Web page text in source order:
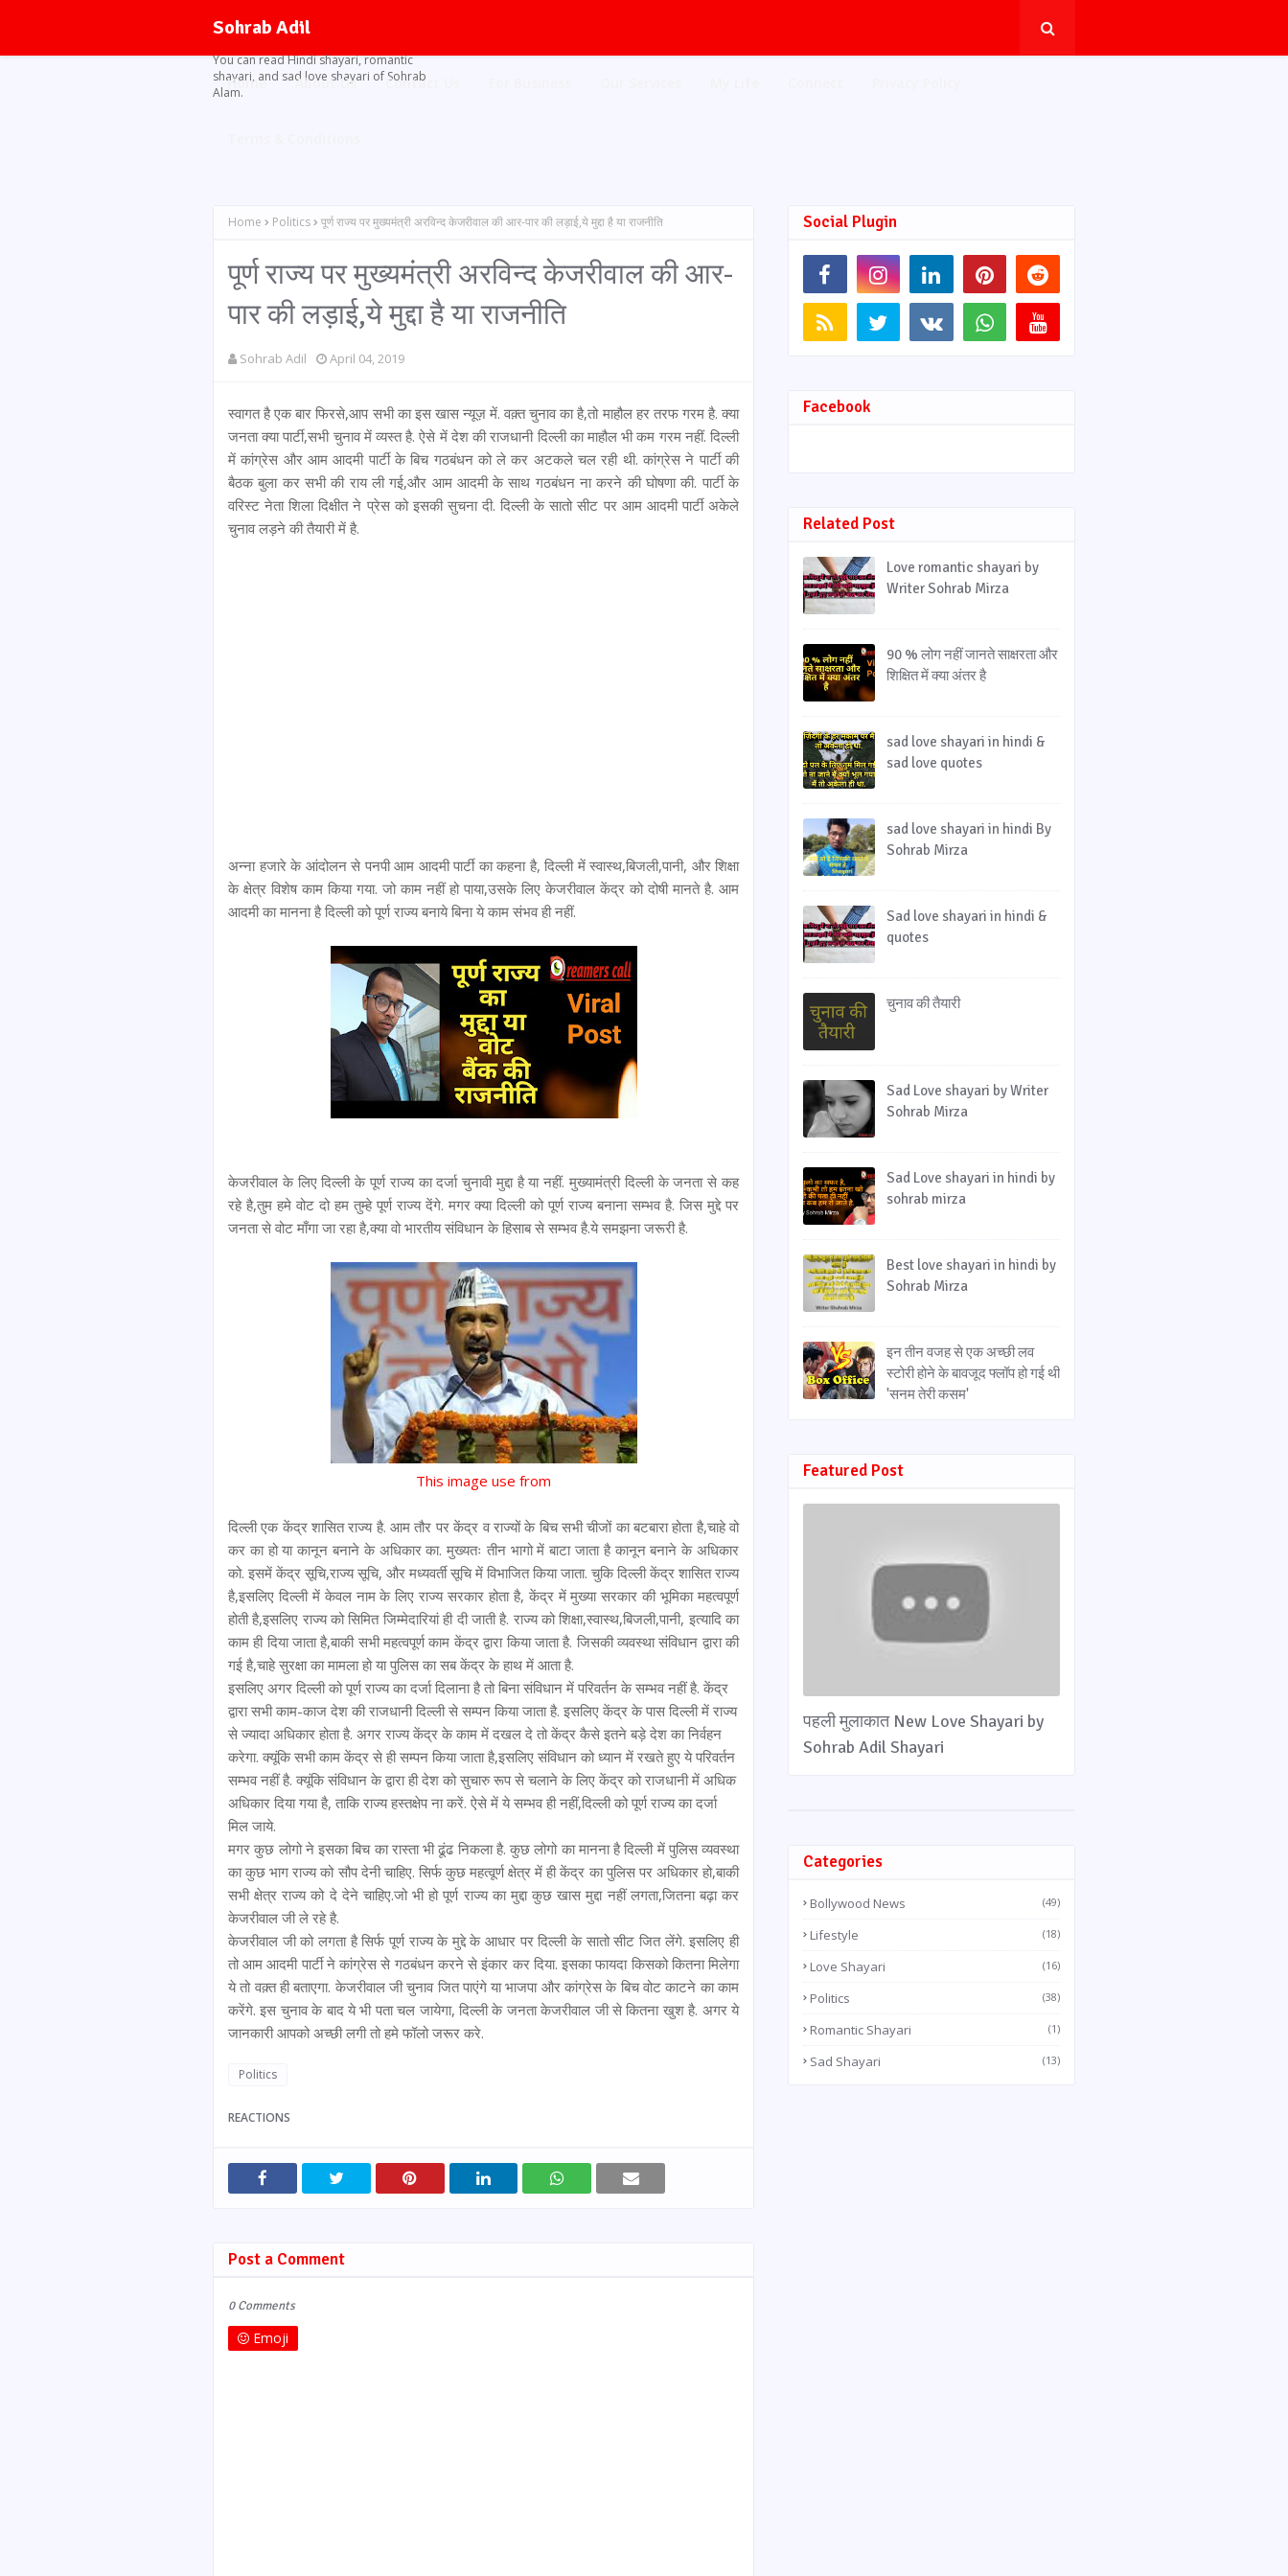
Sohrab Adil
You can read Hindi shayari, romantic
shayari, and sad love shayari of Sohrab
Alam.
Home About Us Contact Us
Home Politics पूर्ण राज्य पर मुख्यमंत्री अरविन्द केजरीवाल की आर-पार की लड़ाई,ये मुद्दा है या राजनीति
पूर्ण राज्य पर मुख्यमंत्री अरविन्द केजरीवाल की आर-
पार की लड़ाई,ये मुद्दा है या राजनीति
Sohrab Adil April 04, 2019
स्वागत है एक बार फिरसे,आप सभी का इस खास न्यूज़ में. वक़्त चुनाव का है,तो माहौल हर तरफ गरम है. क्या
जनता क्या पार्टी,सभी चुनाव में व्यस्त है. ऐसे में देश की राजधानी दिल्ली का माहौल भी कम गरम नहीं. दिल्ली
में कांग्रेस और आम आदमी पार्टी के बिच गठबंधन को ले कर अटकले चल रही थी. कांग्रेस ने पार्टी की
बैठक बुला कर सभी की राय ली गई,और आम आदमी के साथ गठबंधन ना करने की घोषणा की. पार्टी के
वरिस्ट नेता शिला दिक्षीत ने प्रेस को इसकी सुचना दी. दिल्ली के सातो सीट पर आम आदमी पार्टी अकेले
चुनाव लड़ने की तैयारी में है.
अन्ना हजारे के आंदोलन से पनपी आम आदमी पार्टी का कहना है, दिल्ली में स्वास्थ,बिजली,पानी, और शिक्षा
के क्षेत्र विशेष काम किया गया. जो काम नहीं हो पाया,उसके लिए केजरीवाल केंद्र को दोषी मानते है. आम
आदमी का मानना है दिल्ली को पूर्ण राज्य बनाये बिना ये काम संभव ही नहीं.
केजरीवाल के लिए दिल्ली के पूर्ण राज्य का दर्जा चुनावी मुद्दा है या नहीं. मुख्यामंत्री दिल्ली के जनता से कह
रहे है,तुम हमे वोट दो हम तुम्हे पूर्ण राज्य देंगे. मगर क्या दिल्ली को पूर्ण राज्य बनाना सम्भव है. जिस मुद्दे पर
जनता से वोट माँगा जा रहा है,क्या वो भारतीय संविधान के हिसाब से सम्भव है.ये समझना जरूरी है.
This image use from
दिल्ली एक केंद्र शासित राज्य है. आम तौर पर केंद्र व राज्यों के बिच सभी चीजों का बटबारा होता है,चाहे वो
कर का हो या कानून बनाने के अधिकार का. मुख्यतः तीन भागो में बाटा जाता है कानून बनाने के अधिकार
को. इसमें केंद्र सूचि,राज्य सूचि, और मध्यवर्ती सूचि में विभाजित किया जाता. चुकि दिल्ली केंद्र शासित राज्य
है,इसलिए दिल्ली में केवल नाम के लिए राज्य सरकार होता है, केंद्र में मुख्या सरकार की भूमिका महत्वपूर्ण
होती है,इसलिए राज्य को सिमित जिम्मेदारियां ही दी जाती है. राज्य को शिक्षा,स्वास्थ,बिजली,पानी, इत्यादि का
काम ही दिया जाता है,बाकी सभी महत्वपूर्ण काम केंद्र द्वारा किया जाता है. जिसकी व्यवस्था संविधान द्वारा की
गई है,चाहे सुरक्षा का मामला हो या पुलिस का सब केंद्र के हाथ में आता है.
इसलिए अगर दिल्ली को पूर्ण राज्य का दर्जा दिलाना है तो बिना संविधान में परिवर्तन के सम्भव नहीं है. केंद्र
द्वारा सभी काम-काज देश की राजधानी दिल्ली से सम्पन किया जाता है. इसलिए केंद्र के पास दिल्ली में राज्य
से ज्यादा अधिकार होता है. अगर राज्य केंद्र के काम में दखल दे तो केंद्र कैसे इतने बड़े देश का निर्वहन
करेगा. क्यूंकि सभी काम केंद्र से ही सम्पन किया जाता है,इसलिए संविधान को ध्यान में रखते हुए ये परिवर्तन
सम्भव नहीं है. क्यूंकि संविधान के द्वारा ही देश को सुचारु रूप से चलाने के लिए केंद्र को राजधानी में अधिक
अधिकार दिया गया है, ताकि राज्य हस्तक्षेप ना करें. ऐसे में ये सम्भव ही नहीं,दिल्ली को पूर्ण राज्य का दर्जा
मिल जाये.
मगर कुछ लोगो ने इसका बिच का रास्ता भी ढूंढ निकला है. कुछ लोगो का मानना है दिल्ली में पुलिस व्यवस्था
का कुछ भाग राज्य को सौप देनी चाहिए. सिर्फ कुछ महत्वूर्ण क्षेत्र में ही केंद्र का पुलिस पर अधिकार हो,बाकी
सभी क्षेत्र राज्य को दे देने चाहिए.जो भी हो पूर्ण राज्य का मुद्दा कुछ खास मुद्दा नहीं लगता,जितना बढ़ा कर
केजरीवाल जी ले रहे है.
केजरीवाल जी को लगता है सिर्फ पूर्ण राज्य के मुद्दे के आधार पर दिल्ली के सातो सीट जित लेंगे. इसलिए ही
तो आम आदमी पार्टी ने कांग्रेस से गठबंधन करने से इंकार कर दिया. इसका फायदा किसको कितना मिलेगा
ये तो वक़्त ही बताएगा. केजरीवाल जी चुनाव जित पाएंगे या भाजपा और कांग्रेस के बिच वोट काटने का काम
करेंगे. इस चुनाव के बाद ये भी पता चल जायेगा, दिल्ली के जनता केजरीवाल जी से कितना खुश है. अगर ये
जानकारी आपको अच्छी लगी तो हमे फॉलो जरूर करे.
Politics
REACTIONS
Post a Comment
0 Comments
Emoji
Social Plugin
Facebook
Related Post
Love romantic shayari by
Writer Sohrab Mirza
90 % लोग नहीं जानते साक्षरता और
शिक्षित में क्या अंतर है
sad love shayari in hindi &
sad love quotes
sad love shayari in hindi By
Sohrab Mirza
Sad love shayari in hindi &
quotes
चुनाव की तैयारी
Sad Love shayari by Writer
Sohrab Mirza
Sad Love shayari in hindi by
sohrab mirza
Best love shayari in hindi by
Sohrab Mirza
इन तीन वजह से एक अच्छी लव
स्टोरी होने के बावजूद फ्लॉप हो गई थी
'सनम तेरी कसम'
Featured Post
पहली मुलाकात New Love Shayari by
Sohrab Adil Shayari
Categories
Bollywood News (49)
Lifestyle (18)
Love Shayari (16)
Politics (38)
Romantic Shayari (1)
Sad Shayari (13)